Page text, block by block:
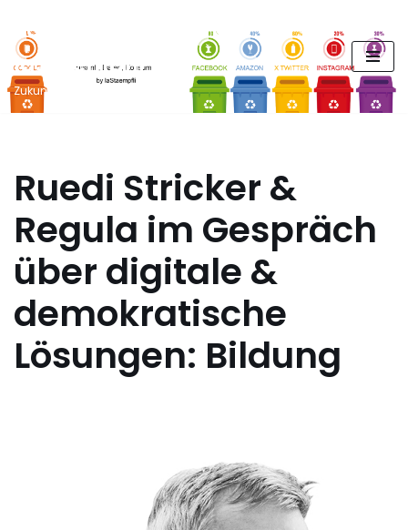
Zum
Inhalt
springen
FUTURE PODCAST by
laStaempfli
Zukunft, Daten, Konsum
Ruedi Stricker &
Regula im Gespräch
über digitale &
demokratische
Lösungen: Bildung